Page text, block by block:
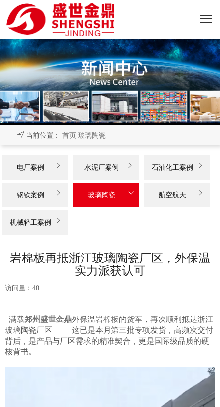
当前位置： 首页 玻璃陶瓷
电厂案例  水泥厂案例  石油化工案例 
钢铁案例  玻璃陶瓷  航空航天 
机械轻工案例 
岩棉板再抵浙江玻璃陶瓷厂区，外保温
实力派获认可
访问量： 40
满载郑州盛世金鼎外保温岩棉板的货车，再次顺利抵达浙江
玻璃陶瓷厂区 —— 这已是本月第三批专项发货，高频次交付
背后，是产品与厂区需求的精准契合，更是国际级品质的硬
核背书。